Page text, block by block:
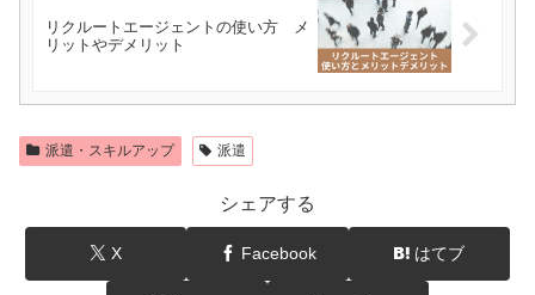
リクルートエージェントの使い方 メ
リットやデメリット
派遣・スキルアップ 派遣
シェアする
X Facebook はてブ